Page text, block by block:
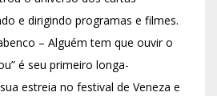
e dirigindo programas e filmes.
– Alguém tem que ouvir o
é seu primeiro longa-
estreia no festival de Veneza e